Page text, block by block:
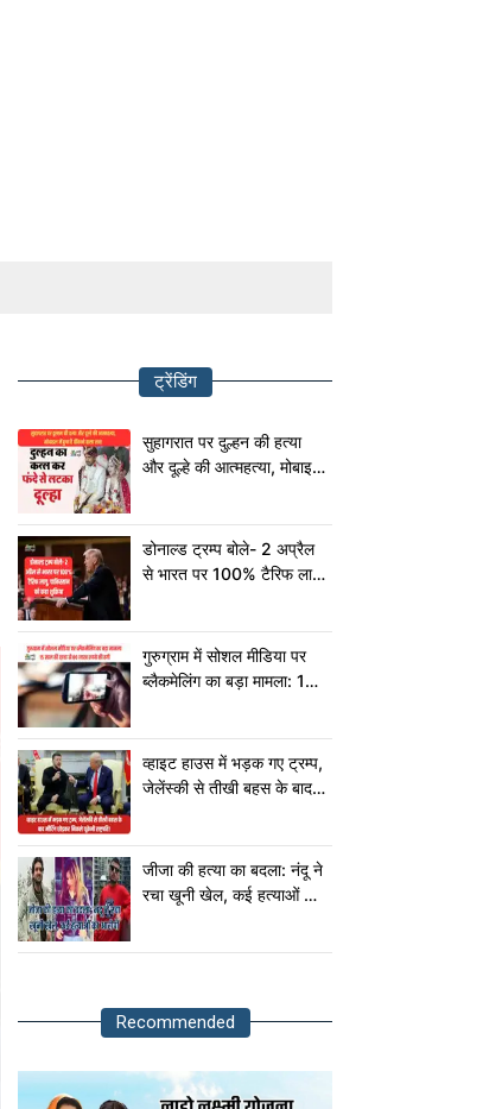
ट्रेंडिंग
सुहागरात पर दुल्हन की हत्या
और दूल्हे की आत्महत्या, मोबाइल
डोनाल्ड ट्रम्प बोले- 2 अप्रैल
से भारत पर 100% टैरिफ लागू,
गुरुग्राम में सोशल मीडिया पर
ब्लैकमेलिंग का बड़ा मामला: 15
व्हाइट हाउस में भड़क गए ट्रम्प,
जेलेंस्की से तीखी बहस के बाद
जीजा की हत्या का बदला: नंदू ने
रचा खूनी खेल, कई हत्याओं का
Recommended